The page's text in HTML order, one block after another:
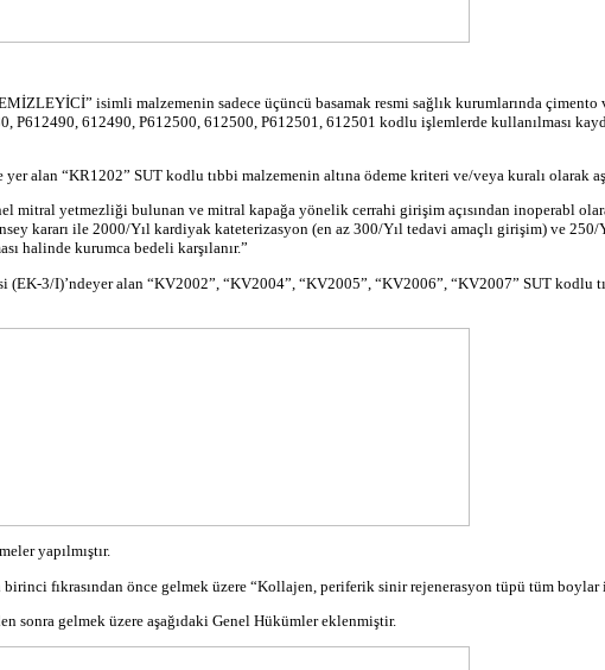
isimli malzemenin sadece üçüncü basamak resmi sağlık kurumlarında
612490, P612500, 612500, P612501, 612501 kodlu işlemlerde kullanılması
yer alan “KR1202” SUT kodlu tıbbi malzemenin altına ödeme kriteri ve/veya kuralı olarak
mitral yetmezliği bulunan ve mitral kapağa yönelik cerrahi girişim açısından inoperabl
kararı ile 2000/Yıl kardiyakkateterizasyon (en az 300/Yıl tedavi amaçlı girişim) ve 250/
halinde kurumca bedeli karşılanır.”
(EK-3/I)’ndeyer alan “KV2002”, “KV2004”, “KV2005”, “KV2006”, “KV2007” SUT kodlu
yapılmıştır.
birinci fıkrasından önce gelmek üzere “Kollajen periferik sinirrejenerasyon tüpü tüm boylar
sonra gelmek üzere aşağıdaki Genel Hükümler eklenmiştir.